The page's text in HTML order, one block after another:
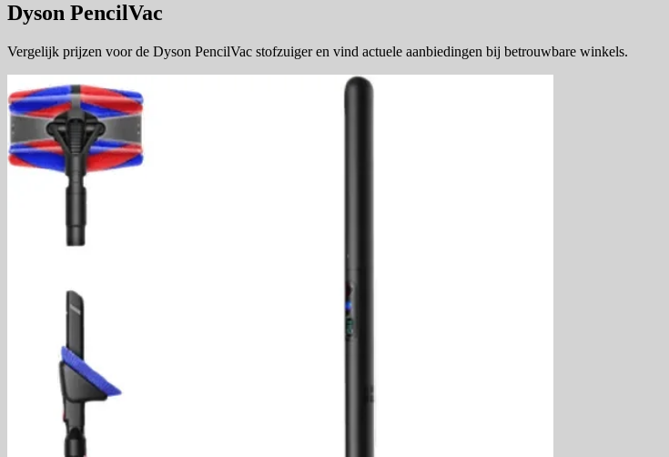
Dyson PencilVac
Vergelijk prijzen voor de Dyson PencilVac stofzuiger en vind actuele aanbiedingen bij betrouwbare winkels.